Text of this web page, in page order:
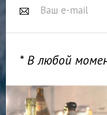
* В любой